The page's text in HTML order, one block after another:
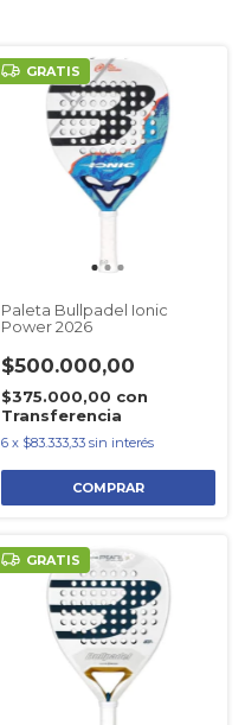
GRATIS
Paleta Bullpadel Ionic
Power 2026
$500.000,00
$375.000,00 con
Transferencia
6 x $83.333,33 sin interés
GRATIS